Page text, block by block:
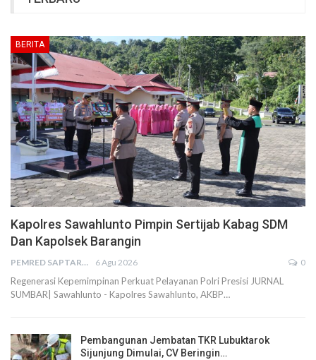
BERITA
Kapolres Sawahlunto Pimpin Sertijab Kabag SDM
Dan Kapolsek Barangin
PEMRED SAPTARIUS 6 Agu 2026 0
Regenerasi Kepemimpinan Perkuat Pelayanan Polri Presisi JURNAL
SUMBAR| Sawahlunto - Kapolres Sawahlunto, AKBP…
Pembangunan Jembatan TKR Lubuktarok
Sijunjung Dimulai, CV Beringin…